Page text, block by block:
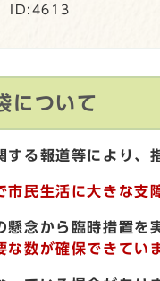
ID:4613
について
する報道等により、
市民生活に大きな支
懸念から臨時措置を
な数が確保できてい